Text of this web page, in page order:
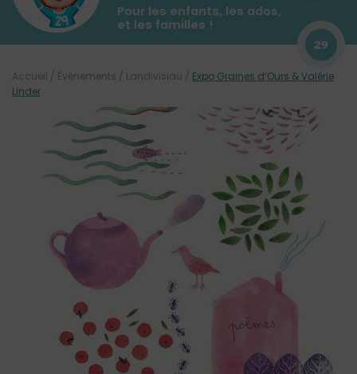
Pour les enfants, les ados,
et les familles !
29
Accueil / Évènements / Landivisiau / Expo Graines d’Ours & Valérie
Linder